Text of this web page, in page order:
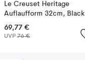
Le Creuset Heritage
Auflaufform 32cm, Black
69,77 €
UVP 76 €